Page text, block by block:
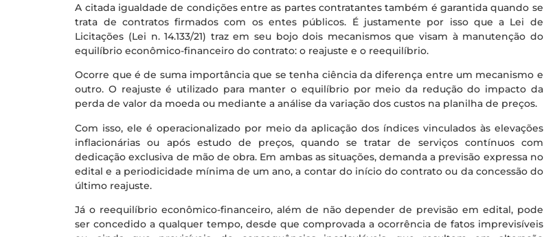
A citada igualdade de condições entre as partes contratantes também é garantida quando se
trata de contratos firmados com os entes públicos. É justamente por isso que a Lei de
Licitações (Lei n. 14.133/21) traz em seu bojo dois mecanismos que visam à manutenção do
equilíbrio econômico-financeiro do contrato: o reajuste e o reequilíbrio.
Ocorre que é de suma importância que se tenha ciência da diferença entre um mecanismo e
outro. O reajuste é utilizado para manter o equilíbrio por meio da redução do impacto da
perda de valor da moeda ou mediante a análise da variação dos custos na planilha de preços.
Com isso, ele é operacionalizado por meio da aplicação dos índices vinculados às elevações
inflacionárias ou após estudo de preços, quando se tratar de serviços contínuos com
dedicação exclusiva de mão de obra. Em ambas as situações, demanda a previsão expressa no
edital e a periodicidade mínima de um ano, a contar do início do contrato ou da concessão do
último reajuste.
Já o reequilíbrio econômico-financeiro, além de não depender de previsão em edital, pode
ser concedido a qualquer tempo, desde que comprovada a ocorrência de fatos imprevisíveis